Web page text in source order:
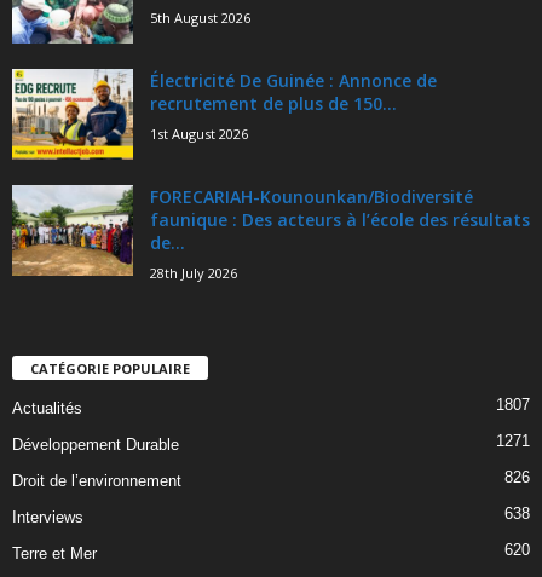
5th August 2026
Électricité De Guinée : Annonce de
recrutement de plus de 150...
1st August 2026
FORECARIAH-Kounounkan/Biodiversité
faunique : Des acteurs à l’école des résultats
de...
28th July 2026
CATÉGORIE POPULAIRE
Actualités 1807
Développement Durable 1271
Droit de l’environnement 826
Interviews 638
Terre et Mer
620